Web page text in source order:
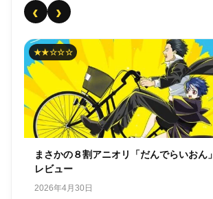
‹ ›
★★☆☆☆
まさかの８割アニオリ「だんでらいおん」
レビュー
2026年4月30日